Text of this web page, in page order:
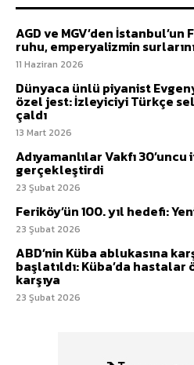
AGD ve MGV’den
ruhu, emperyalizmin
11 Haziran 2026
Dünyaca ünlü piyanist
özel jest: İzleyiciyi Türkçe
çaldı
13 Mart 2026
Adıyamanlılar Vakfı
gerçekleştirdi
23 Şubat 2026
Feriköy’ün 100. yıl hedefi:
23 Şubat 2026
ABD’nin Küba ablukasına
başlatıldı: Küba’da hastalar
karşıya
23 Şubat 2026